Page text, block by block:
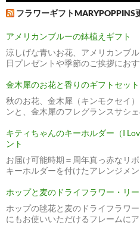
フラワーギフトMARYPOPPINS
アメリカンブルーの鉢植えギフト
涼しげな青いお花、アメリカンブ
日プレゼントや季節のご挨拶にお
金木犀のお花と香りのギフトセット
秋のお花、金木犀（キンモクセイ
ンと、金木犀のフレグランスサシ
キティちゃんのキーホルダー（I
ント
お届け可能時期＝周年真っ赤なリ
キーホルダーを付けたアレンジメ
ホップと麦のドライフラワー・リー
ホップの毬花と麦のドライフラワ
にもお使いいただけるフレームに